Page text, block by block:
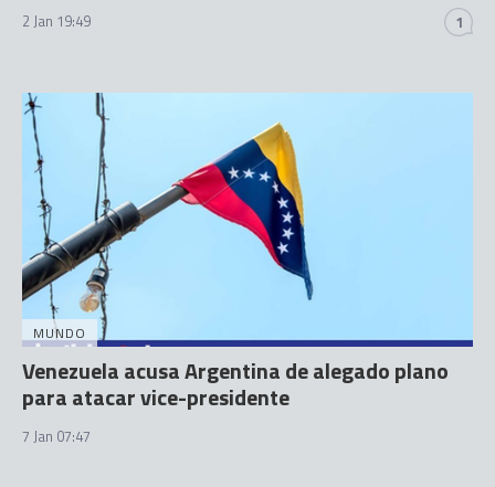
2 Jan 19:49 1
MUNDO
Venezuela acusa Argentina de alegado plano
para atacar vice-presidente
7 Jan 07:47